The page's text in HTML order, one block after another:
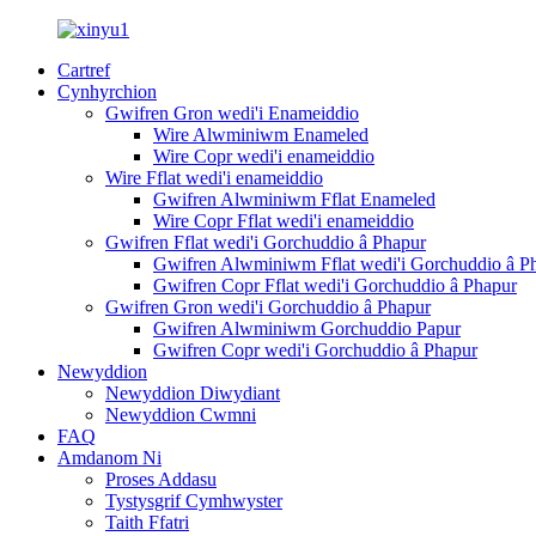
Cartref
Cynhyrchion
Gwifren Gron wedi'i Enameiddio
Wire Alwminiwm Enameled
Wire Copr wedi'i enameiddio
Wire Fflat wedi'i enameiddio
Gwifren Alwminiwm Fflat Enameled
Wire Copr Fflat wedi'i enameiddio
Gwifren Fflat wedi'i Gorchuddio â Phapur
Gwifren Alwminiwm Fflat wedi'i Gorchuddio â
Gwifren Copr Fflat wedi'i Gorchuddio â Phapur
Gwifren Gron wedi'i Gorchuddio â Phapur
Gwifren Alwminiwm Gorchuddio Papur
Gwifren Copr wedi'i Gorchuddio â Phapur
Newyddion
Newyddion Diwydiant
Newyddion Cwmni
FAQ
Amdanom Ni
Proses Addasu
Tystysgrif Cymhwyster
Taith Ffatri